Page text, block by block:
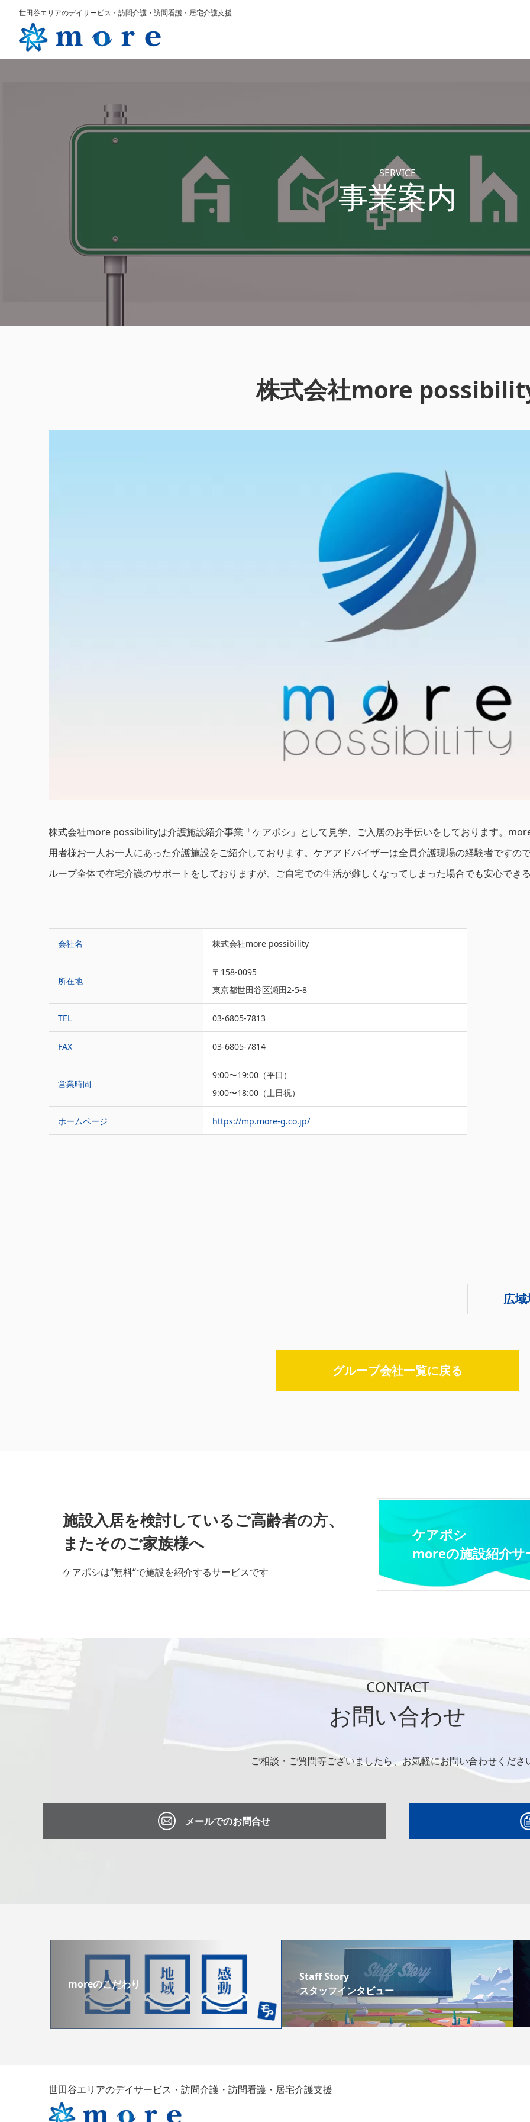
世田谷エリアのデイサービス・訪問介護・訪問看護・居宅介護支援
SERVICE
事業案内
株式会社more
株式会社more possibilityは介護施設紹介事業「ケアポシ」として見学、ご入居のお手伝いをしております。
用者様お一人お一人にあった介護施設をご紹介しております。ケアアドバイザーは全員介護現場の経験者ですの
ループ全体で在宅介護のサポートをしておりますが、ご自宅での生活が難しくなってしまった場合でも安心でき
会社名 株式会社more possibility
所在地
〒158-0095
東京都世田谷区瀬田2-5-8
TEL 03-6805-7813
FAX 03-6805-7814
営業時間
9:00〜19:00（平日）
9:00〜18:00（土日祝）
ホームページ https://mp.more-g.co.jp/
広
グループ会社一覧に戻る
施設入居を検討しているご高齢者の方、
またそのご家族様へ
ケアポシは“無料“で施設を紹介するサービスです
ケアポシ
moreの施設紹介サ
CONTACT
お問い合わせ
ご相談・ご質問等ございましたら、お気軽にお問い合わせくださ
メールでのお問合せ
moreのこだわり
Staff Story
スタッフインタビュー
世田谷エリアのデイサービス・訪問介護・訪問看護・居宅介護支援